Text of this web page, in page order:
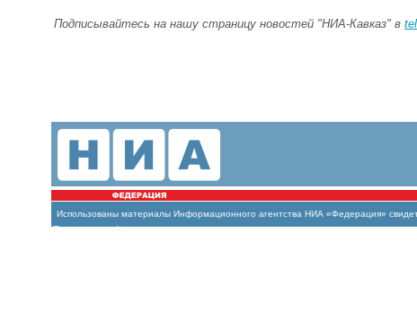
Подписывайтесь на нашу страницу новостей "НИА-Кавказ" в
Использованы материалы Информационного агентства НИА «Федерация»
(Роскомнадзор)